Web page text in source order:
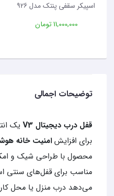
اسپیکر سقفی پنتک مدل 926
11,000,000 تومان
توضیحات اجمالی
قفل درب دیجیتال V3
یک
برای افزایش امنیت خانه
محصول با طراحی شیک و
مناسب برای قفل‌های سنتی
می‌دهد درب منزل یا محل کار